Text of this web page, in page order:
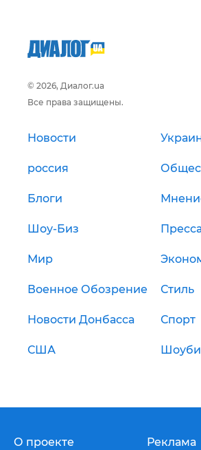
© 2026, Диалог.ua
Все права защищены.
Новости
россия
Блоги
Шоу-Биз
Мир
Военное Обозрение Стиль
Новости Донбасса Спорт
США
О проекте Реклама